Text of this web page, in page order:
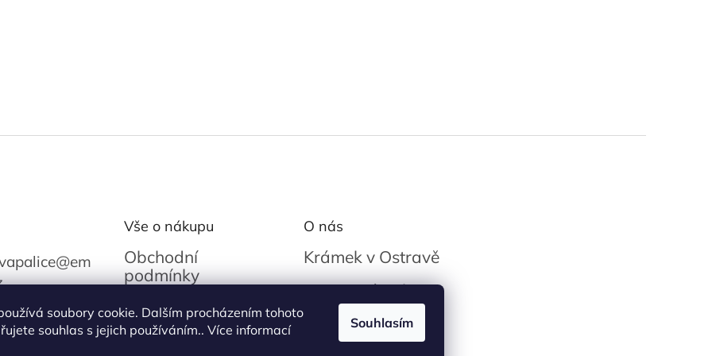
soubory cookie. Dalším procházením tohoto
souhlas s jejich používáním.. Více informací
Souhlasím
@em
Vše o nákupu
Obchodní
podmínky
Podmínky ochrany
osobních údajů
O nás
Krámek v Ostravě
O Rezavé palici